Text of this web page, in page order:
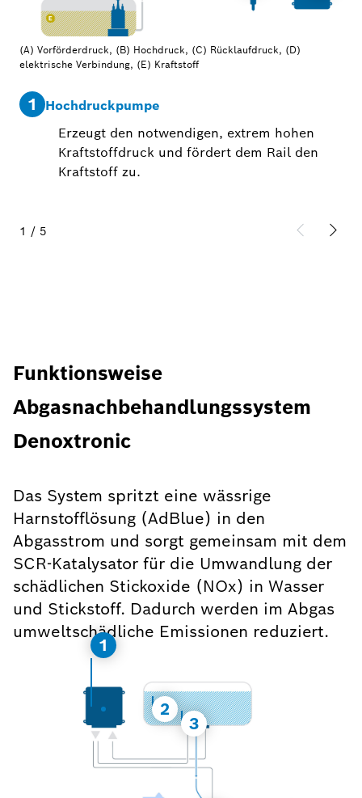
(A) Vorförderdruck, (B) Hochdruck, (C) Rücklaufdruck, (D)
elektrische Verbindung, (E) Kraftstoff
1
Hochdruckpumpe
Erzeugt den notwendigen, extrem hohen
Kraftstoffdruck und fördert dem Rail den
Kraftstoff zu.
1 / 5
Funktionsweise
Abgasnachbehandlungssystem
Denoxtronic
Das System spritzt eine wässrige
Harnstofflösung (AdBlue) in den
Abgasstrom und sorgt gemeinsam mit dem
SCR-Katalysator für die Umwandlung der
schädlichen Stickoxide (NOx) in Wasser
und Stickstoff. Dadurch werden im Abgas
umweltschädliche Emissionen reduziert.
1
2
3